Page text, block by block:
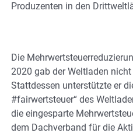
Produzenten in den
Die
2020 gab der Weltladen
Stattdessen unterstützte er
#fairwertsteuer“ des
die eingesparte
dem Dachverband für die